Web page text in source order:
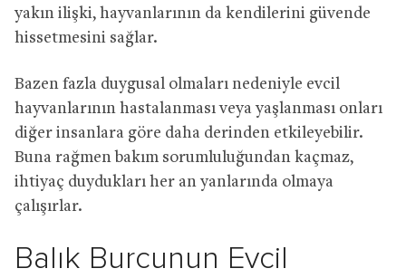
yakın ilişki, hayvanlarının da kendilerini güvende
hissetmesini sağlar.
Bazen fazla duygusal olmaları nedeniyle evcil
hayvanlarının hastalanması veya yaşlanması onları
diğer insanlara göre daha derinden etkileyebilir.
Buna rağmen bakım sorumluluğundan kaçmaz,
ihtiyaç duydukları her an yanlarında olmaya
çalışırlar.
Balık Burcunun Evcil